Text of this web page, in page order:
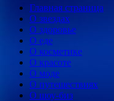
Главная страница
О звездах
О здоровье
О еде
О косметике
О красоте
О моде
О путешествиях
О шоу-биз